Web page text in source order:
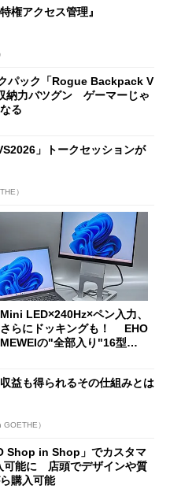
権アクセス管理』
パック「Rogue Backpack V
納力バツグン ゲーマーじゃ
る
」トークセッションが
）
Mini LED×240Hz×ペン入力、
さらにドッキングも！ EHO
MEWEIの"全部入り"16型モ
益も得られるその仕組みとは
）
Shop in Shop」でカスタマ
可能に 店頭でデザインや質
購入可能